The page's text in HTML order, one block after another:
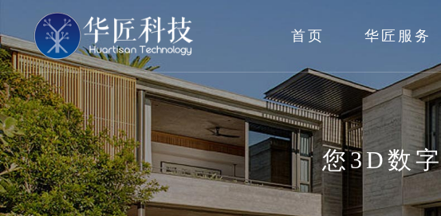
首页 华匠服务
您3D数